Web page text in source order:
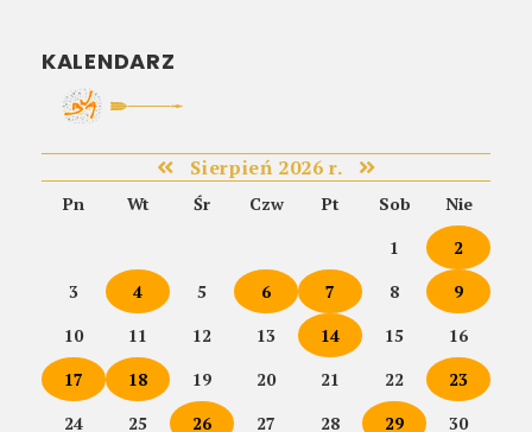
KALENDARZ
Sierpień 2026 r.
Pn Wt Śr Czw Pt Sob
Nie
1
2
3
4 5 6 7 8
9
10
11 12 13 14 15
16
17
18 19 20 21 22
23
24
25 26 27 28 29 30